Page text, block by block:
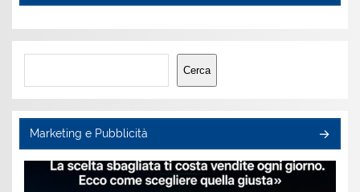
Cerca
Cerca
Marketing e Pubblicità